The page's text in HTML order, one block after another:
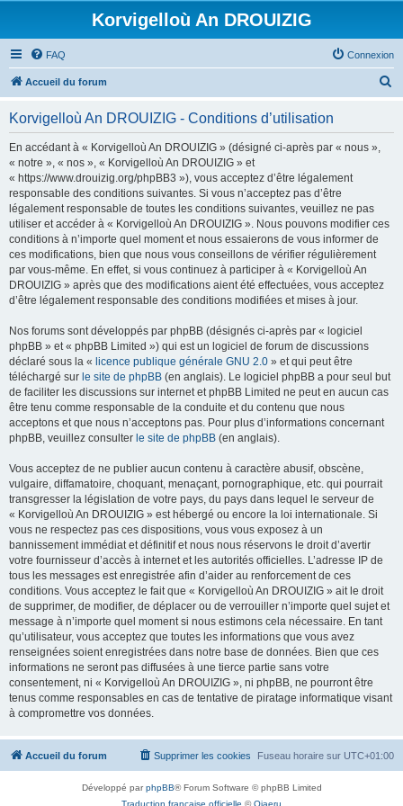
Korvigelloù An DROUIZIG
FAQ Connexion
Accueil du forum
Korvigelloù An DROUIZIG - Conditions d’utilisation
En accédant à « Korvigelloù An DROUIZIG » (désigné ci-après par « nous »,
« notre », « nos », « Korvigelloù An DROUIZIG » et
« https://www.drouizig.org/phpBB3 »), vous acceptez d’être légalement
responsable des conditions suivantes. Si vous n’acceptez pas d’être
légalement responsable de toutes les conditions suivantes, veuillez ne pas
utiliser et accéder à « Korvigelloù An DROUIZIG ». Nous pouvons modifier ces
conditions à n’importe quel moment et nous essaierons de vous informer de
ces modifications, bien que nous vous conseillons de vérifier régulièrement
par vous-même. En effet, si vous continuez à participer à « Korvigelloù An
DROUIZIG » après que des modifications aient été effectuées, vous acceptez
d’être légalement responsable des conditions modifiées et mises à jour.
Nos forums sont développés par phpBB (désignés ci-après par « logiciel
phpBB » et « phpBB Limited ») qui est un logiciel de forum de discussions
déclaré sous la « licence publique générale GNU 2.0 » et qui peut être
téléchargé sur le site de phpBB (en anglais). Le logiciel phpBB a pour seul but
de faciliter les discussions sur internet et phpBB Limited ne peut en aucun cas
être tenu comme responsable de la conduite et du contenu que nous
acceptons et que nous n’acceptons pas. Pour plus d’informations concernant
phpBB, veuillez consulter le site de phpBB (en anglais).
Vous acceptez de ne publier aucun contenu à caractère abusif, obscène,
vulgaire, diffamatoire, choquant, menaçant, pornographique, etc. qui pourrait
transgresser la législation de votre pays, du pays dans lequel le serveur de
« Korvigelloù An DROUIZIG » est hébergé ou encore la loi internationale. Si
vous ne respectez pas ces dispositions, vous vous exposez à un
bannissement immédiat et définitif et nous nous réservons le droit d’avertir
votre fournisseur d’accès à internet et les autorités officielles. L’adresse IP de
tous les messages est enregistrée afin d’aider au renforcement de ces
conditions. Vous acceptez le fait que « Korvigelloù An DROUIZIG » ait le droit
de supprimer, de modifier, de déplacer ou de verrouiller n’importe quel sujet et
message à n’importe quel moment si nous estimons cela nécessaire. En tant
qu’utilisateur, vous acceptez que toutes les informations que vous avez
renseignées soient enregistrées dans notre base de données. Bien que ces
informations ne seront pas diffusées à une tierce partie sans votre
consentement, ni « Korvigelloù An DROUIZIG », ni phpBB, ne pourront être
tenus comme responsables en cas de tentative de piratage informatique visant
à compromettre vos données.
Accueil du forum Fuseau horaire sur UTC+01:00
Supprimer les cookies
Développé parphpBB® Forum Software © phpBB Limited
Traduction française officielle ©Qiaeru